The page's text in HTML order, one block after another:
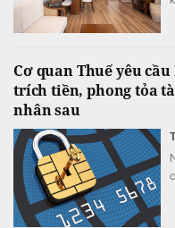
Cơ quan Thuế yêu
trích tiền, phong tỏa
nhân sau